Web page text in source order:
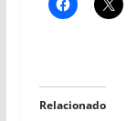
Relacionado